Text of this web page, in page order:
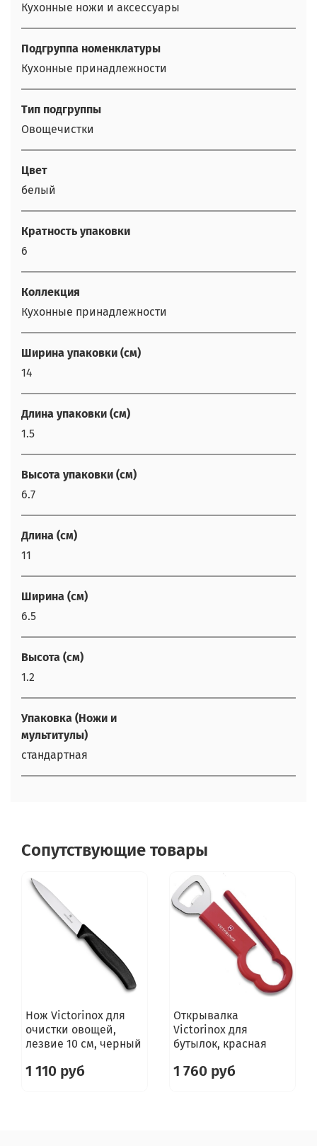
Кухонные ножи и аксессуары
Подгруппа номенклатуры
Кухонные принадлежности
Тип подгруппы
Овощечистки
Цвет
белый
Кратность упаковки
6
Коллекция
Кухонные принадлежности
Ширина упаковки (см)
14
Длина упаковки (см)
1.5
Высота упаковки (см)
6.7
Длина (см)
11
Ширина (см)
6.5
Высота (см)
1.2
Упаковка (Ножи и
мультитулы)
стандартная
Сопутствующие товары
Нож Victorinox для
очистки овощей,
лезвие 10 см, черный
1 110 руб
Открывалка
Victorinox для
бутылок, красная
1 760 руб